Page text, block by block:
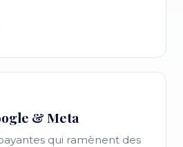
& Meta
qui ramènent des